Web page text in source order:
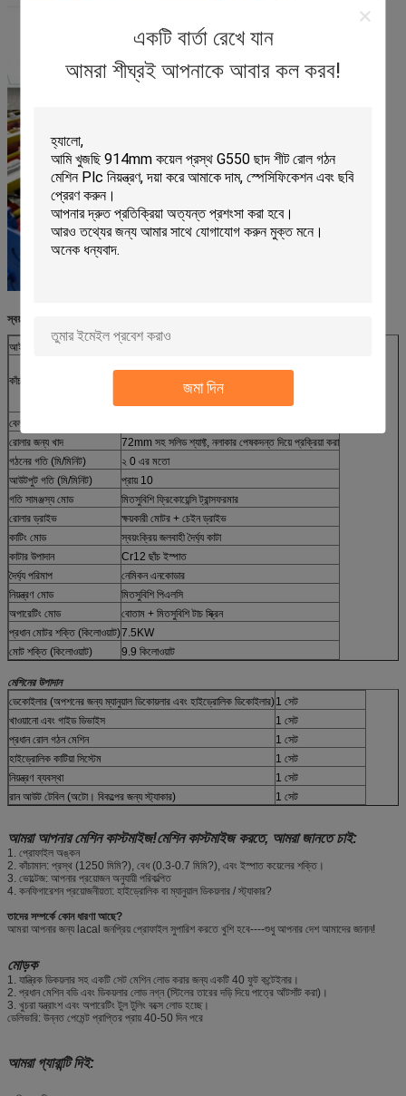
একটি বার্তা রেখে যান
আমরা শীঘ্রই আপনাকে আবার কল করব!
জমা দিন
স্বয়ংক্রিয় R প্যানেল রোল ফর্মিং মেশিনের পরামিতি
আইটেম স্পেসিফিকেশন
কাঁচামাল
235-550
বেলন উপাদান
রোলার জন্য খাদ
72mm সহ সলিড শ্যাফ্ট, নলাকার পেষকদন্ত দিয়ে প্রক্রিয়া করা
গঠনের গতি (মি/মিনিট)
২ 0 এর মতো
আউটপুট গতি (মি/মিনিট)
প্রায় 10
গতি সামঞ্জস্য মোড
মিতসুবিশি ফ্রিকোয়েন্সি ট্রান্সফরমার
রোলার ড্রাইভ
ক্ষয়কারী মোটর + চেইন ড্রাইভ
কাটিং মোড
স্বয়ংক্রিয় জলবাহী দৈর্ঘ্য কাটা
কাটার উপাদান
Cr12 ছাঁচ ইস্পাত
দৈর্ঘ্য পরিমাপ
নেমিকন এনকোডার
নিয়ন্ত্রণ মোড
মিতসুবিশি পিএলসি
অপারেটিং মোড
বোতাম + মিতসুবিশি টাচ স্ক্রিন
প্রধান মোটর শক্তি (কিলোওয়াট)7.5KW
মোট শক্তি (কিলোওয়াট)
9.9 কিলোওয়াট
মেশিনের উপাদান
ডেকোইলার (অপশনের জন্য ম্যানুয়াল ডিকোয়লার এবং হাইড্রোলিক ডিকোইলার)1 সেট
খাওয়ানো এবং গাইড ডিভাইস
1 সেট
প্রধান রোল গঠন মেশিন
1 সেট
হাইড্রোলিক কাটিয়া সিস্টেম
1 সেট
নিয়ন্ত্রণ ব্যবস্থা
1 সেট
রান আউট টেবিল (অটো। বিকল্পের জন্য স্ট্যাকার)
1 সেট
আমরা আপনার মেশিন কাস্টমাইজ!মেশিন কাস্টমাইজ করতে, আমরা জানতে চাই:
1. প্রোফাইল অঙ্কন
2. কাঁচামাল: প্রস্থ (1250 মিমি?), বেধ (0.3-0.7 মিমি?), এবং ইস্পাত কয়েলের শক্তি।
3. ভোল্টেজ: আপনার প্রয়োজন অনুযায়ী পরিকল্পিত
4. কনফিগারেশন প্রয়োজনীয়তা: হাইড্রোলিক বা ম্যানুয়াল ডিকয়লার / স্ট্যাকার?
তাদের সম্পর্কে কোন ধারণা আছে?
আমরা আপনার জন্য lacal জনপ্রিয় প্রোফাইল সুপারিশ করতে খুশি হবে----শুধু আপনার দেশ আমাদের জানান!
মোড়ক
1. যান্ত্রিক ডিকয়লার সহ একটি সেট মেশিন লোড করার জন্য একটি 40 ফুট কন্টেইনার।
2. প্রধান মেশিন বডি এবং ডিকয়লার লোড নগ্ন (স্টিলের তারের দড়ি দিয়ে পাত্রে আঁটসাঁট করা)।
3. খুচরা যন্ত্রাংশ এবং অপারেটিং টুল টুলিং বক্সে লোড হচ্ছে।
ডেলিভারি: উন্নত পেমেন্ট প্রাপ্তির প্রায় 40-50 দিন পরে
আমরা গ্যারান্টি দিই: